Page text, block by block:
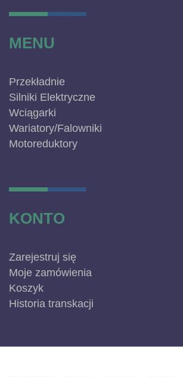
MENU
Przekładnie
Silniki Elektryczne
Wciągarki
Wariatory/Falowniki
Motoreduktory
KONTO
Zarejestruj się
Moje zamówienia
Koszyk
Historia transkacji